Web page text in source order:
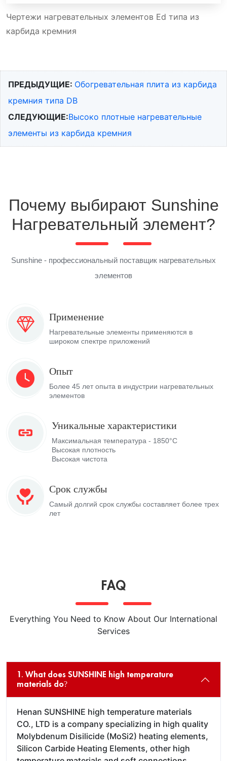
Чертежи нагревательных элементов Ed типа из
карбида кремния
ПРЕДЫДУЩИЕ: Обогревательная плита из карбида
кремния типа DB
СЛЕДУЮЩИЕ:Высоко плотные нагревательные
элементы из карбида кремния
Почему выбирают Sunshine
Нагревательный элемент?
Sunshine - профессиональный поставщик нагревательных
элементов
Применение
Нагревательные элементы применяются в
широком спектре приложений
Опыт
Более 45 лет опыта в индустрии нагревательных
элементов
Уникальные характеристики
Максимальная температура - 1850°C
Высокая плотность
Высокая чистота
Срок службы
Самый долгий срок службы составляет более трех
лет
FAQ
Everything You Need to Know About Our International
Services
1. What does SUNSHINE high temperature
materials do?
Henan SUNSHINE high temperature materials
CO., LTD is a company specializing in high quality
Molybdenum Disilicide (MoSi2) heating elements,
Silicon Carbide Heating Elements, other high